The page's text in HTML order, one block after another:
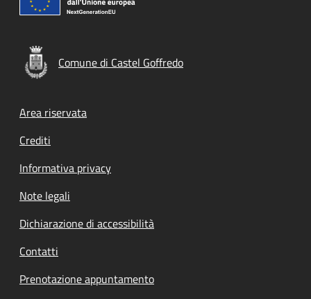
Comune di Castel Goffredo
Footer menu
Area riservata
Crediti
Informativa privacy
Note legali
Dichiarazione di accessibilità
Contatti
Prenotazione appuntamento